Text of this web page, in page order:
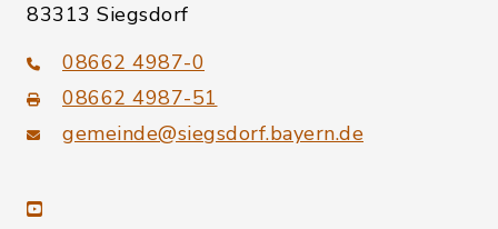
83313 Siegsdorf
08662 4987-0
08662 4987-51
gemeinde@siegsdorf.bayern.de
youtube